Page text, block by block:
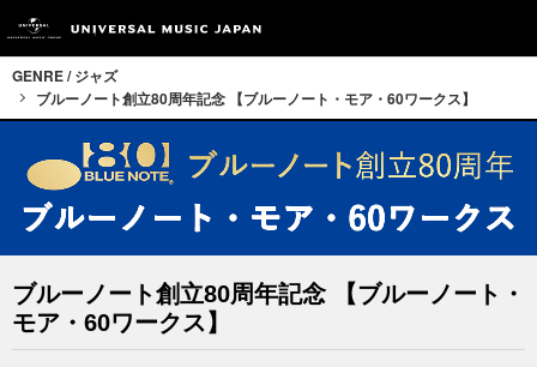
GENRE / ジャズ
ブルーノート創立80周年記念 【ブルーノート・モア・60ワークス】
ブルーノート創立80周年記念 【ブルーノート・
モア・60ワークス】